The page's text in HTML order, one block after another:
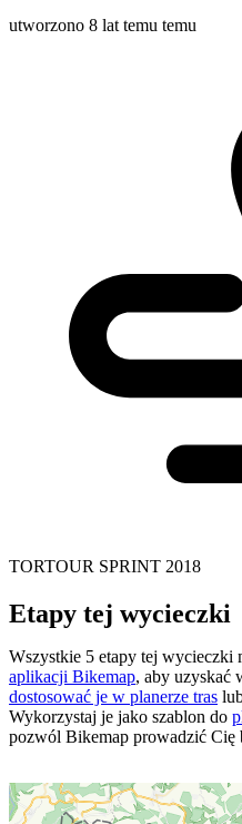
utworzono 8 lat temu temu
TORTOUR SPRINT 2018
Etapy tej wycieczki
Wszystkie 5 etapy tej wycieczki
aplikacji Bikemap, aby uzyskać
dostosować je w planerze tras
Wykorzystaj je jako szablon do
pozwól Bikemap prowadzić Cię